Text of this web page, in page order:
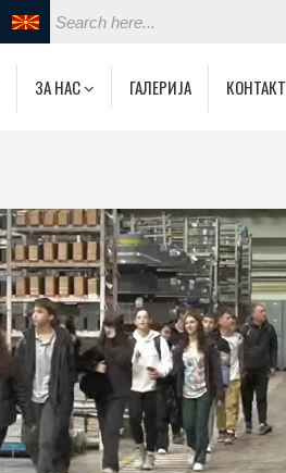
ЗА НАС ГАЛЕРИЈА КОНТАКТ